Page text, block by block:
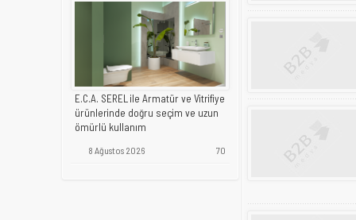
E.C.A. SEREL ile Armatür ve Vitrifiye
ürünlerinde doğru seçim ve uzun
ömürlü kullanım
8 Ağustos 2026 70